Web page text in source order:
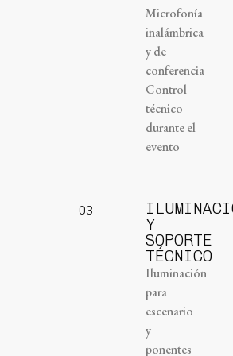
Microfonía
inalámbrica
y de
conferencia
Control
técnico
durante el
evento
03
Y
SOPORTE
TÉCNICO
Iluminación
para
escenario
y
ponentes